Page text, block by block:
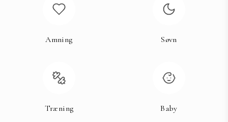
Amning Søvn
Træning Baby